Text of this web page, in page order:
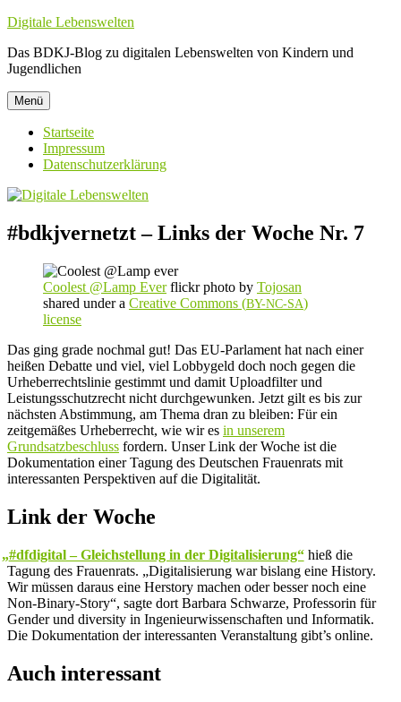
Zum
springen
Digitale Lebenswelten
Das BDKJ-Blog zu digitalen Lebenswelten von Kindern und
Jugendlichen
Menü
Startseite
Impressum
Datenschutzerklärung
#bdkjvernetzt – Links der Woche Nr. 7
Coolest @Lamp Everflickr photo by Tojosan
shared under a Creative Commons (BY-NC-SA)
license
Das ging grade nochmal gut! Das EU-Parlament hat nach einer
heißen Debatte und viel, viel Lobbygeld doch noch gegen die
Urheberrechtslinie gestimmt und damit Uploadfilter und
Leistungsschutzrecht nicht durchgewunken. Jetzt gilt es bis zur
nächsten Abstimmung, am Thema dran zu bleiben: Für ein
zeitgemäßes Urheberrecht, wie wir es in unserem
Grundsatzbeschluss fordern. Unser Link der Woche ist die
Dokumentation einer Tagung des Deutschen Frauenrats mit
interessanten Perspektiven auf die Digitalität.
Link der Woche
„#dfdigital – Gleichstellung in der Digitalisierung“hieß die
Tagung des Frauenrats. „Digitalisierung war bislang eine History.
Wir müssen daraus eine Herstory machen oder besser noch eine
Non-Binary-Story“, sagte dort Barbara Schwarze, Professorin für
Gender und diversity in Ingenieurwissenschaften und Informatik.
Die Dokumentation der interessanten Veranstaltung gibt’s online.
Auch interessant